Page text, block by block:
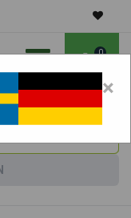
0
Maschine wählen:
×